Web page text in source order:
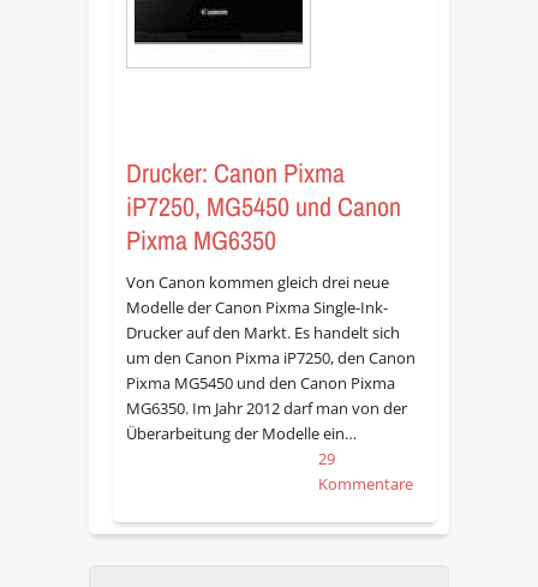
Drucker: Canon Pixma
iP7250, MG5450 und Canon
Pixma MG6350
Von Canon kommen gleich drei neue
Modelle der Canon Pixma Single-Ink-
Drucker auf den Markt. Es handelt sich
um den Canon Pixma iP7250, den Canon
Pixma MG5450 und den Canon Pixma
MG6350. Im Jahr 2012 darf man von der
Überarbeitung der Modelle ein…
29
Kommentare